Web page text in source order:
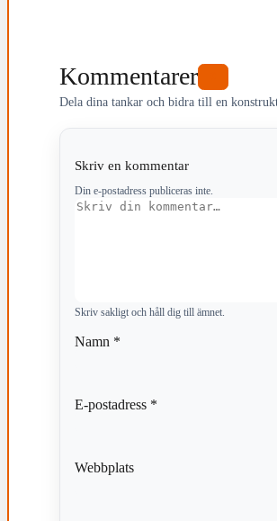
Kommentarer
Dela dina tankar och bidra till en
Skriv en kommentar
Din e-postadress publiceras inte.
Kommentar
Skriv sakligt och håll dig till ämnet.
Namn *
E-postadress *
Webbplats